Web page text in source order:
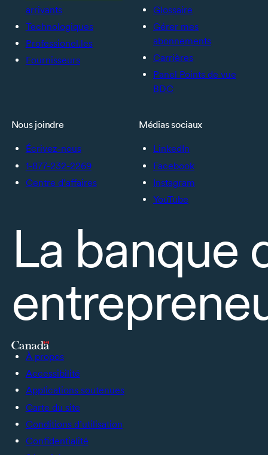
arrivants
Technologiques
Professionel.les
Fournisseurs
Glossaire
Gérer mes
abonnements
Carrières
Panel Points de vue
BDC
Nous joindre
Écrivez-nous
1-877-232-2269
Centre d’affaires
Médias sociaux
LinkedIn
Facebook
Instagram
YouTube
La banque
À propos
Accessibilité
Applications soutenues
Carte du site
Conditions d’utilisation
Confidentialité